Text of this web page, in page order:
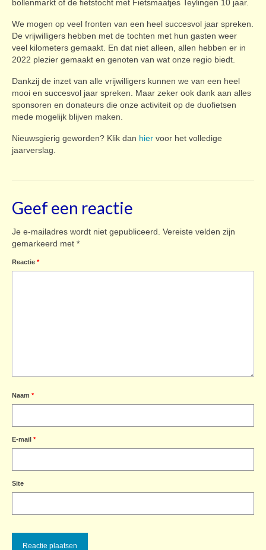
bollenmarkt of de fietstocht met Fietsmaatjes Teylingen 10 jaar.
We mogen op veel fronten van een heel succesvol jaar spreken.
De vrijwilligers hebben met de tochten met hun gasten weer
veel kilometers gemaakt. En dat niet alleen, allen hebben er in
2022 plezier gemaakt en genoten van wat onze regio biedt.
Dankzij de inzet van alle vrijwilligers kunnen we van een heel
mooi en succesvol jaar spreken. Maar zeker ook dank aan alles
sponsoren en donateurs die onze activiteit op de duofietsen
mede mogelijk blijven maken.
Nieuwsgierig geworden? Klik dan hier voor het volledige
jaarverslag.
Geef een reactie
Je e-mailadres wordt niet gepubliceerd. Vereiste velden zijn
gemarkeerd met *
Reactie *
Naam *
E-mail *
Site